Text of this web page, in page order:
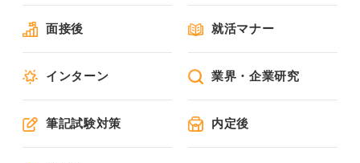
面接後 就活マナー
インターン 業界・企業研究
筆記試験対策 内定後